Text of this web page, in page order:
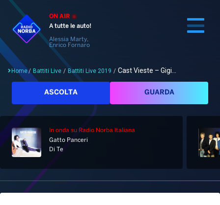
ON AIR
A tutte le auto!
Alessia Marty,
Enrico Fornaro
Cerca
Home
Palinsesto
Notizie
Home/ Battiti Live / Battiti Live 2019 / Cast Vieste – Gigi...
ASCOLTA GUARDA
In onda su Radio Norba Italiana
Gatto Panceri
Di Te